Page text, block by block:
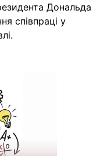
Дональда
співпраці у